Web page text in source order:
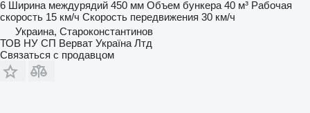
6 Ширина междурядий 450 мм Объем бункера 40 м³ Рабочая
скорость 15 км/ч Скорость передвижения 30 км/ч
Украина, Староконстантинов
ТОВ НУ СП Верват Україна Лтд
Связаться с продавцом